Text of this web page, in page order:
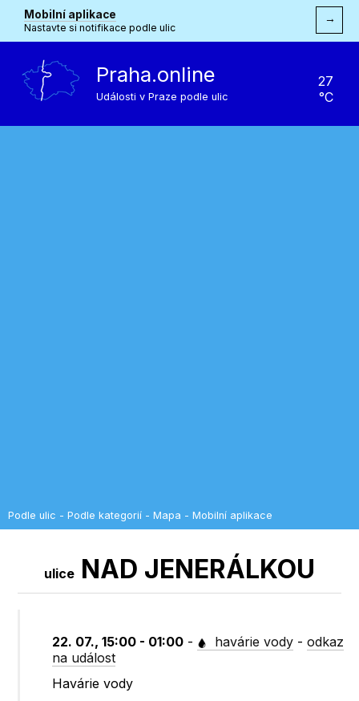
Mobilní aplikace
Nastavte si notifikace podle ulic
→
Praha.online
Události v Praze podle ulic
27
°C
Podle ulic - Podle kategorií - Mapa - Mobilní aplikace
ulice NAD JENERÁLKOU
22. 07., 15:00 - 01:00 - havárie vody -odkaz
na událost
Havárie vody